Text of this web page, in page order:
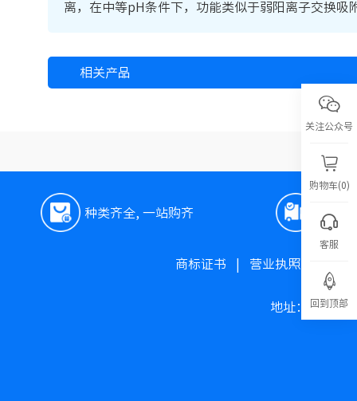
离，在中等pH条件下，功能类似于弱阳离子交换吸
相关产品
种类齐全, 一站购齐 极速
商标证书 营业执照|
地址：上海市
关注公众号
购物车(0)
客服
回到顶部